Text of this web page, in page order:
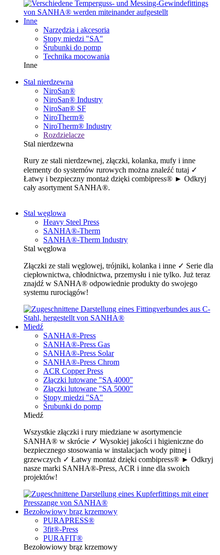
Inne
Narzędzia i akcesoria
Stopy miedzi "SA"
Śrubunki do pomp
Technika mocowania
Inne
Stal nierdzewna
NiroSan®
NiroSan® Industry
NiroSan® SF
NiroTherm®
NiroTherm® Industry
Rozdzielacze
Stal nierdzewna
Rury ze stali nierdzewnej, złączki, kolanka, mufy i inne
elementy do systemów rurowych można znaleźć tutaj ✓
Łatwy i bezpieczny montaż dzięki combipress® ► Odkryj
cały asortyment SANHA®.
Stal węglowa
Heavy Steel Press
SANHA®-Therm
SANHA®-Therm Industry
Stal węglowa
Złączki ze stali węglowej, trójniki, kolanka i inne ✓ Serie dla
ciepłownictwa, chłodnictwa, przemysłu i nie tylko. Już teraz
znajdź w SANHA® odpowiednie produkty do swojego
systemu rurociągów!
Miedź
SANHA®-Press
SANHA®-Press Gas
SANHA®-Press Solar
SANHA®-Press Chrom
ACR Copper Press
Złączki lutowane "SA 4000"
Złączki lutowane "SA 5000"
Stopy miedzi "SA"
Śrubunki do pomp
Miedź
Wszystkie złączki i rury miedziane w asortymencie
SANHA® w skrócie ✓ Wysokiej jakości i higieniczne do
bezpiecznego stosowania w instalacjach wody pitnej i
grzewczych ✓ Łatwy montaż dzięki combipress® ► Odkryj
nasze marki SANHA®-Press, ACR i inne dla swoich
projektów!
Bezołowiowy brąz krzemowy
PURAPRESS®
3fit®-Press
PURAFIT®
Bezołowiowy brąz krzemowy